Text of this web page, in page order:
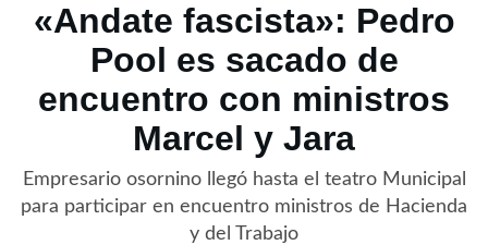
«Andate fascista»: Pedro
Pool es sacado de
encuentro con ministros
Marcel y Jara
Empresario osornino llegó hasta el teatro Municipal
para participar en encuentro ministros de Hacienda
y del Trabajo